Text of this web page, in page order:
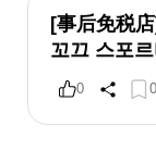
[事后免税
꼬끄 스포
0 0